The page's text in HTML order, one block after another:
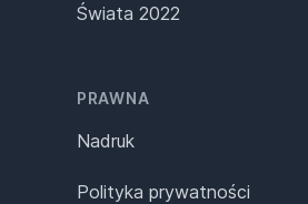
Świata 2022
PRAWNA
Nadruk
Polityka prywatności